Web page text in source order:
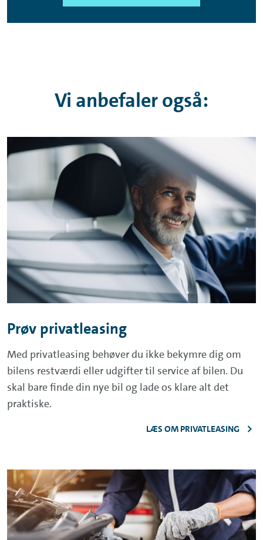
Vi anbefaler også:
Prøv privatleasing
Med privatleasing behøver du ikke bekymre dig om
bilens restværdi eller udgifter til service af bilen. Du
skal bare finde din nye bil og lade os klare alt det
praktiske.
LÆS OM PRIVATLEASING